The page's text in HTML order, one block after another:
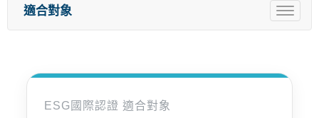
Toggle
適合對象
ESG國際認證 適合對象